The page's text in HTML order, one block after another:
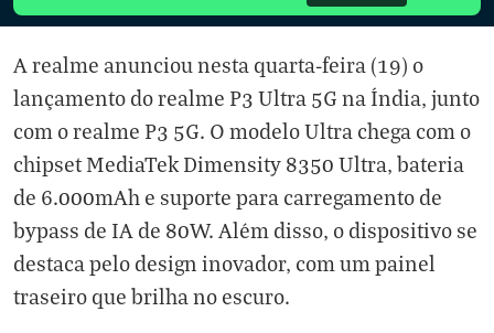
A realme anunciou nesta quarta-feira (19) o
lançamento do realme P3 Ultra 5G na Índia, junto
com o realme P3 5G. O modelo Ultra chega com o
chipset MediaTek Dimensity 8350 Ultra, bateria
de 6.000mAh e suporte para carregamento de
bypass de IA de 80W. Além disso, o dispositivo se
destaca pelo design inovador, com um painel
traseiro que brilha no escuro.